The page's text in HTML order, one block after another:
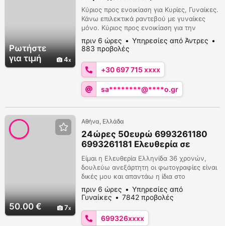
Ρωτήστε
για τιμή
4
Κύριος προς ενοικίαση για Κυρίες, Γυναίκες.
Κάνω επιλεκτικά ραντεβού με γυναίκες
μόνο. Κύριος προς ενοικίαση για την
περιοχή της Αθήνας για φαγητό, καφέ,
ψώνια, κουβέντα, βοήθεια στο σπίτι,
συνοδεία για ταξίδια μετά από συνεννόηση,
υπάρχει δυνατότητα επιλογής και
αυτοκινήτων προς ενοικίαση μια λιμουζίνα
και ένα κάμπριο αυτοκίνητο. Είμαι
μορφωμένος, αθλητικός...
πριν 6 ώρες
Υπηρεσίες από Άντρες
883 προβολές
+30 697 715 xxxx
sa********@****o.gr
50.00 € 7
Αθήνα, Ελλάδα
24ώρες 50ευρώ 6993261180
6993261181 Ελευθερία σε
περιμένω στο σπίτι μου
Είμαι η Ελευθερία Ελληνίδα 36 χρονών,
δουλεύω ανεξάρτητη οι φωτογραφίες είναι
δικές μου και απαντάω η ίδια στο
τηλέφωνο. Το πρόγραμμα μου είναι για 1
ωρα με 2 εκτονώσεις Sex σε διάφορες
στάσεις 50 ευρώ και με συν 20 ευρω
ελεύθερο στοματικο και 69 οχι πρωκτικό.
Μη στέλνετε μηνύματα στο chat και στις
πριν 6 ώρες
Υπηρεσίες από
Γυναίκες
7842 προβολές
699326xxxx